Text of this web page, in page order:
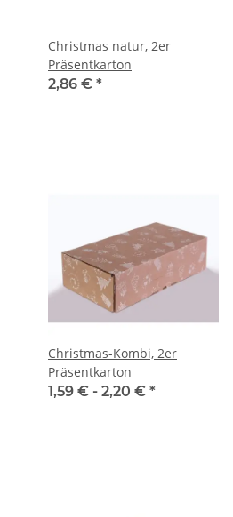
Christmas natur, 2er
Präsentkarton
2,86 € *
Christmas-Kombi, 2er
Präsentkarton
1,59 € - 2,20 € *